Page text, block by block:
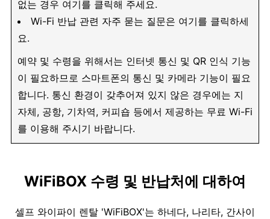
없는 경우 여기를 클릭해 주세요.
Wi-Fi 반납 관련 자주 묻는 질문은 여기를 클릭하세
요.
예약 및 수령을 위해서는 인터넷 통신 및 QR 인식 기능
이 필요하므로 스마트폰의 통신 및 카메라 기능이 필요
합니다. 통신 환경이 갖추어져 있지 않은 경우에는 지
자체, 공항, 기차역, 커피숍 등에서 제공하는 무료 Wi-Fi
를 이용해 주시기 바랍니다.
WiFiBOX 수령 및 반납처에 대하여
셀프 와이파이 렌탈 'WiFiBOX'는 하네다, 나리타, 간사이